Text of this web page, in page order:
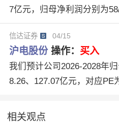
大规模量产能力
7亿元，归母净利润分别为
评级。
信达证券 04/15
沪电股份 操作： 买入
我们预计公司2026-2028年
8.26、127.07亿元，对应PE
域的发展前景，维持对公司的
相关观点